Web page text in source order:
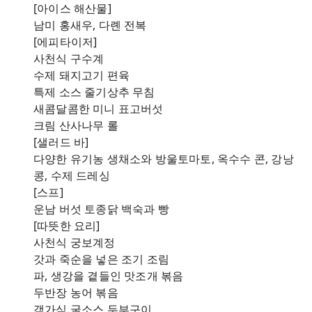
[아이스 해산물]
남미 홍새우, 다롄 전복
[에피타이저]
사천식 구수계
수제 돼지고기 편육
특제 소스 줄기상추 무침
새콤달콤한 미니 표고버섯
크림 산사나무 롤
[샐러드 바]
다양한 유기농 생채소와 방울토마토, 옥수수 콘, 강낭
콩, 수제 드레싱
[스프]
운남 버섯 토종닭 백숙과 빵
[따뜻한 요리]
사천식 궁보계정
갓과 죽순을 넣은 조기 조림
파, 생강을 곁들인 맛조개 볶음
두반장 농어 볶음